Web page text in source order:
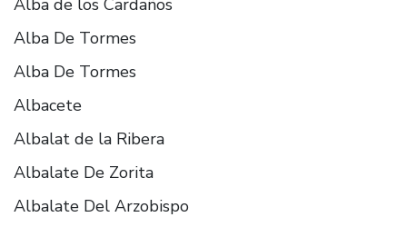
Alba De Tormes
Alba De Tormes
Albacete
Albalat de la Ribera
Albalate De Zorita
Albalate Del Arzobispo